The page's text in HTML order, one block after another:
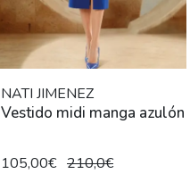
NATI JIMENEZ
Vestido midi manga azulón
105,00€ 210,0€